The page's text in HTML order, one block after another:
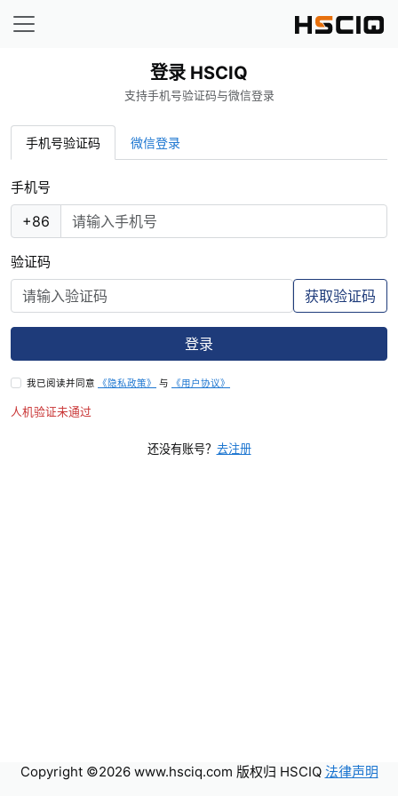
登录 HSCIQ
支持手机号验证码与微信登录
手机号验证码 微信登录
手机号
+86
验证码
获取验证码
登录
我已阅读并同意 《隐私政策》 与 《用户协议》
人机验证未通过
还没有账号？ 去注册
Copyright ©2026 www.hsciq.com 版权归 HSCIQ 法律声明